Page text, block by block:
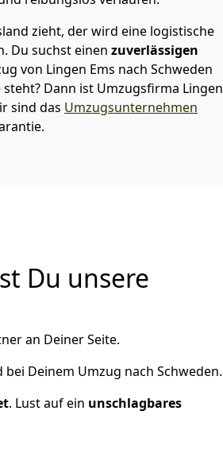
zieht, der wird eine logistische
Du suchst einen zuverlässigen
von Lingen Ems nach Schweden
Dann ist Umzugsfirma Lingen
sind das Umzugsunternehmen
Du unsere
an Deiner Seite.
Deinem Umzug nach Schweden.
. Lust auf ein unschlagbares